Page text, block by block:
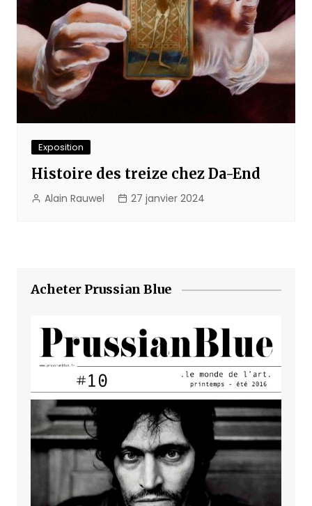
Exposition
Histoire des treize chez Da-End
Alain Rauwel 27 janvier 2024
Acheter Prussian Blue